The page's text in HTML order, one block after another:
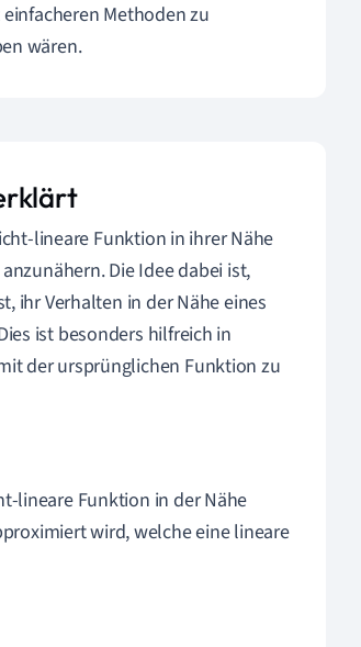
Methoden zu
wären.
lineare Funktion in ihrer Nähe
Die Idee dabei ist,
ihr Verhalten in der Nähe eines
ist besonders hilfreich in
der ursprünglichen Funktion zu
lineare Funktion in der Nähe
wird, welche eine lineare